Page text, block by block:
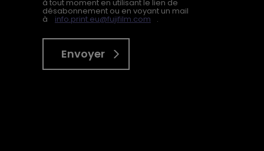
à tout moment en utilisant le lien de
désabonnement ou en voyant un mail
à info.print.eu@fujifilm.com .
Envoyer